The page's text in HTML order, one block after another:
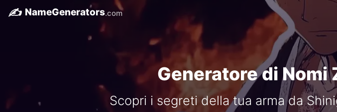
✍️ NameGenerators.com
Generatore di Nomi
Scopri i segreti della tua arma da